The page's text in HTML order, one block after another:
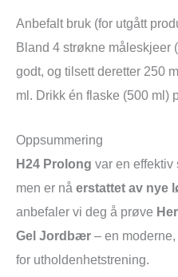
Anbefalt bruk (for utgått
Bland 4 strøkne måleskjeer
godt, og tilsett deretter 250
ml. Drikk én flaske (500 ml)
Oppsummering
H24 Prolong var en effektiv
men er nå erstattet av nye
anbefaler vi deg å prøve
Gel Jordbær – en
for utholdenhetstrening.